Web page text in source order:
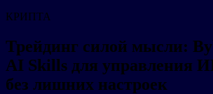
КРИПТА
Трейдинг силой мысли:
AI Skills для управления
без лишних настроек